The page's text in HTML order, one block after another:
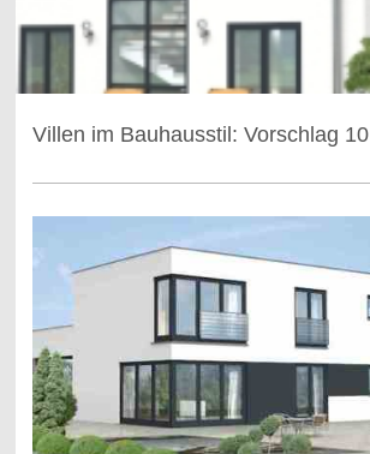
Villen im Bauhausstil: Vorschlag 10